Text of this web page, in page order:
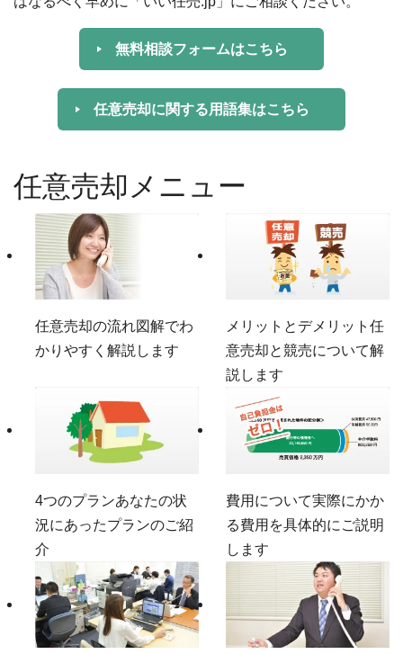
無料相談フォームはこちら
任意売却に関する用語集はこちら
任意売却メニュー
任意売却の流れ図解でわ
かりやすく解説します
メリットとデメリット 任
意売却と競売について解
説します
4つのプランあなたの状
況にあったプランのご紹
介
費用について実際にかか
る費用を具体的にご説明
します